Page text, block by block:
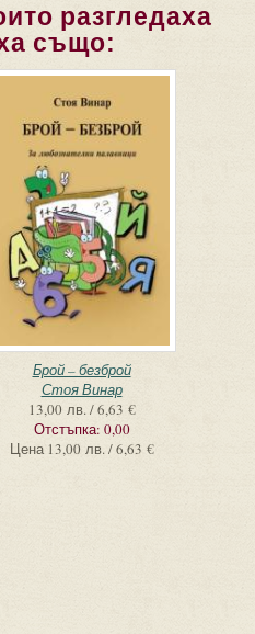
разгледаха
също:
Брой – безброй
Стоя Винар
13,00 лв. / 6,63 €
Отстъпка: 0,00
Цена 13,00 лв. / 6,63 €